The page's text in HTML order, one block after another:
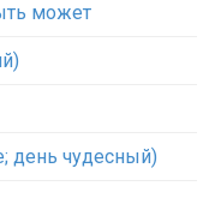
может
день чудесный)